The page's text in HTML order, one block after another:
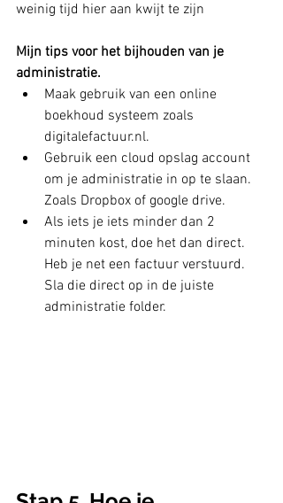
weinig tijd hier aan kwijt te zijn
Mijn tips voor het bijhouden van je
administratie.
Maak gebruik van een online
boekhoud systeem zoals
digitalefactuur.nl.
Gebruik een cloud opslag account
om je administratie in op te slaan.
Zoals Dropbox of google drive.
Als iets je iets minder dan 2
minuten kost, doe het dan direct.
Heb je net een factuur verstuurd.
Sla die direct op in de juiste
administratie folder.